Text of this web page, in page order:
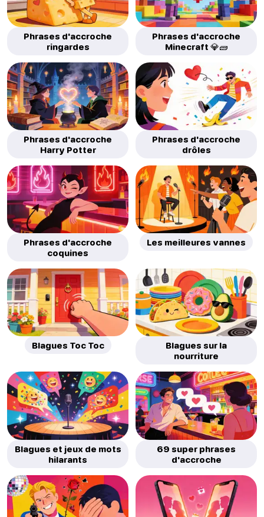
Phrases d'accroche
ringardes
Phrases d'accroche
Minecraft 💎🧱
Phrases d'accroche
Harry Potter
Phrases d'accroche
drôles
Phrases d'accroche
coquines
Les meilleures vannes
Blagues Toc Toc
Blagues sur la
nourriture
Blagues et jeux de mots
hilarants
69 super phrases
d'accroche